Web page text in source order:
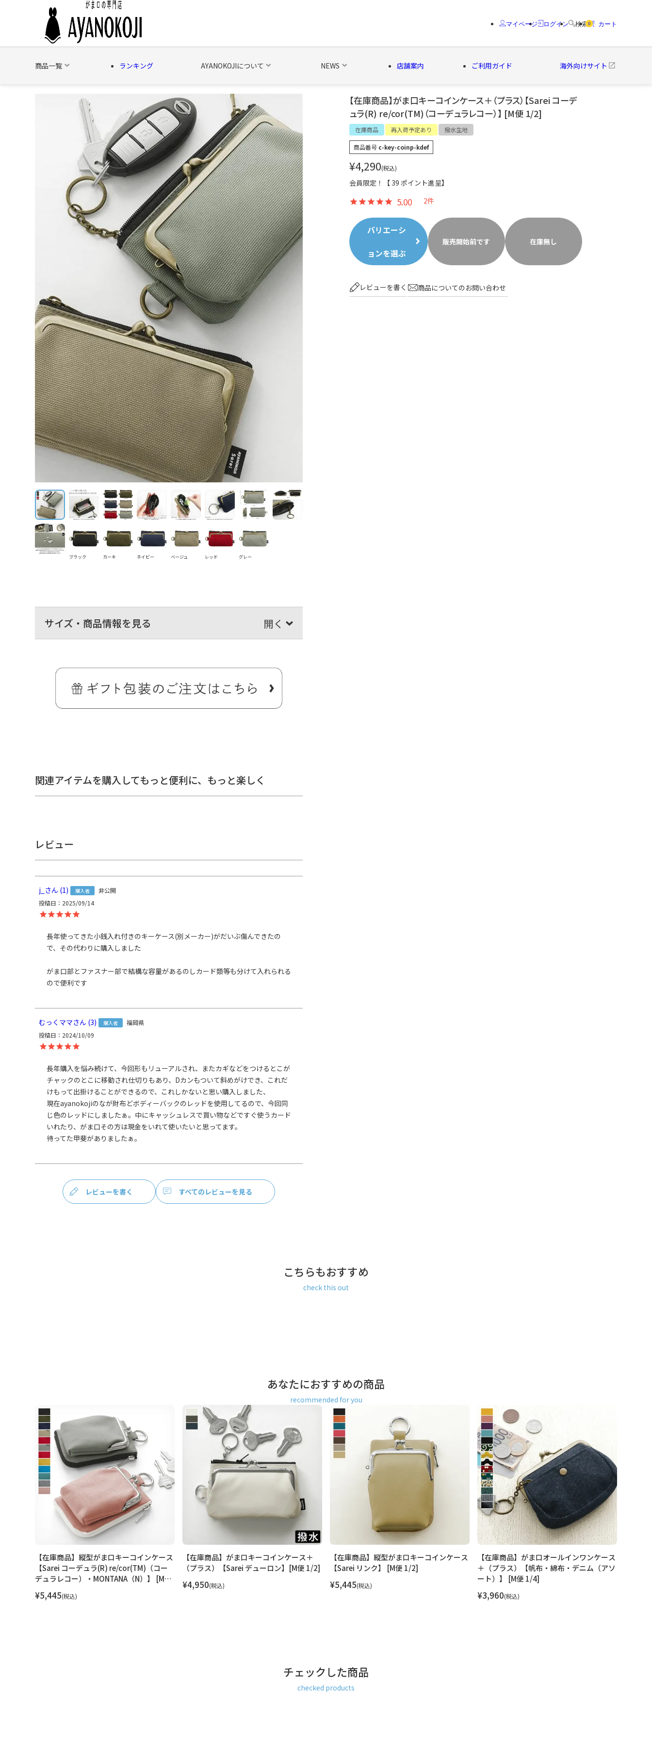
マイページ ログイン 検索 0 カート
商品一覧 ランキング AYANOKOJIについて NEWS 店舗案内 ご利用ガイド 海外向けサイト
財布 文具 日用雑貨 その他の雑貨 ベルト・関連商品 シーズン品 キャラクター ブランド
ブラック カーキ ネイビー ベージュ レッド グレー
【在庫商品】がま口キーコインケース＋（プラス）【Sarei コーデ
ュラ(R) re/cor(TM)（コーデュラレコー）】 [M便 1/2]
在庫商品 再入荷予定あり 撥水生地
商品番号 c-key-coinp-kdef
¥4,290 税込
会員限定！【 39 ポイント進呈】
5.00 2
バリエーシ
ョンを選ぶ
販売開始前です 在庫無し
レビューを書く 商品についてのお問い合わせ
サイズ・商品情報を見る
鍵・カード・小銭・お札、お出かけに必要な物をひとまとめ。
コーデュラ（R）糸と再生PETのリサイクル糸で作られた、強くて環境にやさしいファ
※生地自体に撥水効果がありますが、水に濡れた際は必ず拭き取ってください。
がま口部分に紙紐を使用しているため、がま口部分の水濡れにご注意ください。
※撥水効果はその特性上、使用頻度と共に徐々に低下していきます。※商品の仕
ります。※置いた状態で測っているので多少の誤差があります。※手づくりのため
個体差があります。
サイズ詳細
内ポケット内寸：高さ5.5cm、幅12cm
チェーン：7.5cm
＜がま口収納部＞
内寸：高さ6.5cm、幅10.5cm
※外寸は口金を含みます。※内寸は口金を含みません。
＜袋＞ 表地：ポリエステル100％、裏地：レーヨン100％（※裏地の色は共通）
＜口金＞ 鉄（アンティークゴールド）
お支払方法 クレジットカード
／コンビニ後払い／Amazon Pay／楽天ペ
クレジットカード決済、Amazon Pay、PayPay、楽天ペイをご選択の場合、シス
は仕切りがあるので、鍵とカードを一緒に入れても干渉せず、カードが傷つきませ
ん。リップや目薬、絆創膏なども入るので、外出時に持っていきたい小物を入れ
ておくのに便利。外側のDカンにはカラビナやリールチェーンなどが付けられま
コーデュラ（R）糸と再生PETのリサイクル糸をミックスした、軽量で堅牢度に優
れたエコなファブリックで作られています。さらにテフロン（R）加工が施されて
いるので、高性能の撥水、防汚機能も兼ね備えています。
キーケース コインケース 小銭入れ カード 収納 財布 レディース メンズ ユニセック
ス 無地 シンプル カジュアル お散歩 撥水 はっ水 おでかけ 女性が 喜ぶ 喜ばれる プ
レゼント もらって 嬉しい ちょっと 良いもの いいもの おすすめ 日本製 京都 ガマ
グチ がまぐち
関連アイテムを購入してもっと便利に、 もっと楽しく
レビュー
j_ 1 購入者
非公開
投稿日
2025/09/14
長年使ってきた小銭入れ付きのキーケース(別メーカー)がだいぶ傷んできたの
で、その代わりに購入しました
がま口部とファスナー部で結構な容量があるのしカード類等も分けて入れられる
ので便利です
むっくママ 3 購入者
福岡県
投稿日
2024/10/09
長年購入を悩み続けて、今回形もリューアルされ、またカギなどをつけるとこが
チャックのとこに移動され仕切りもあり、Dカンもついて斜めがけでき、これだ
けもって出掛けることができるので、これしかないと思い購入しました、
現在ayanokojiのなが財布どボディーバックのレッドを使用してるので、今回同
じ色のレッドにしましたぁ。中にキャッシュレスで買い物などですぐ使うカード
いれたり、がま口その方は現金をいれて使いたいと思ってます。
レビューを書く すべてのレビューを見る
こちらもおすすめ
check this out
あなたにおすすめの商品
recommended for you
【在庫商品】縦型がま口キーコインケース
【Sarei コーデュラ(R) re/cor(TM)（コー
デュラレコー）・MONTANA（N）】 [M便
¥5,445 税込
【在庫商品】がま口キーコインケース＋
（プラス）【Sarei デューロン】[M便 1/2]
¥4,950 税込
【在庫商品】縦型がま口キーコインケース
【Sarei リンク】 [M便 1/2]
¥5,445 税込
【在庫商品】がま口オールインワンケース
＋（プラス）【帆布・綿布・デニム（アソ
ート）】 [M便 1/4]
¥3,960 税込
チェックした商品
checked products